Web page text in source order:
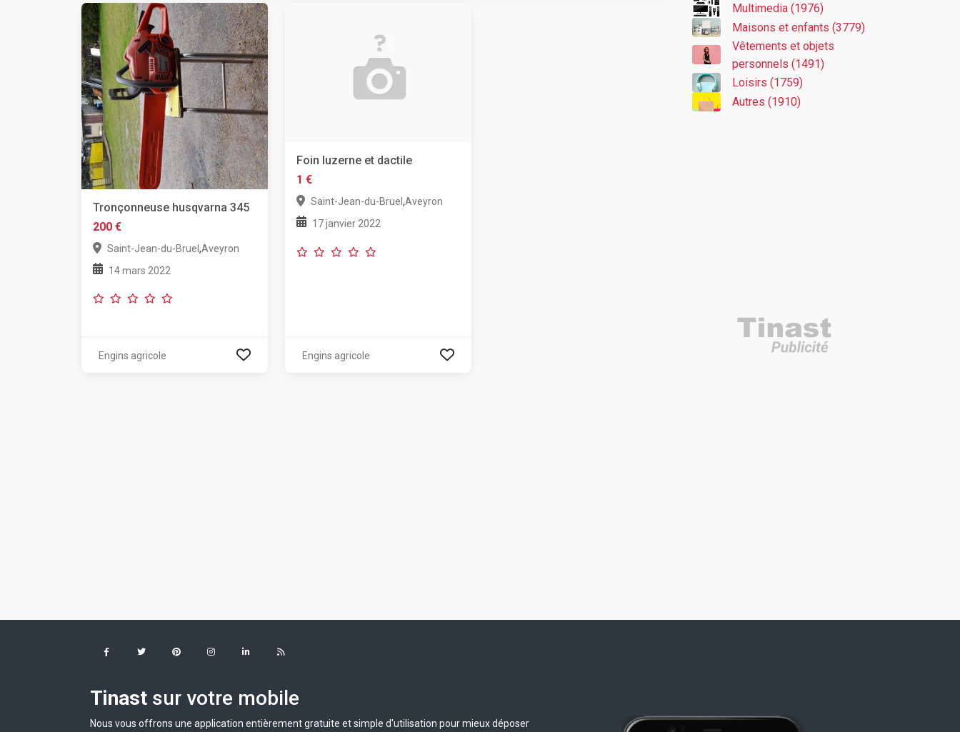
Tronçonneuse husqvarna 345
200 €
Saint-Jean-du-Bruel ,Aveyron
14 mars 2022
Engins agricole
Foin luzerne et dactile
1 €
Saint-Jean-du-Bruel ,Aveyron
17 janvier 2022
Engins agricole
Multimedia (1976)
Maisons et enfants (3779)
Vêtements et objets
personnels (1491)
Loisirs (1759)
Autres (1910)
Tinast sur votre mobile
Nous vous offrons une application entièrement gratuite et simple d'utilisation pour mieux déposer